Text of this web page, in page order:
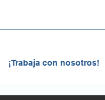
¡Trabaja con nosotros!